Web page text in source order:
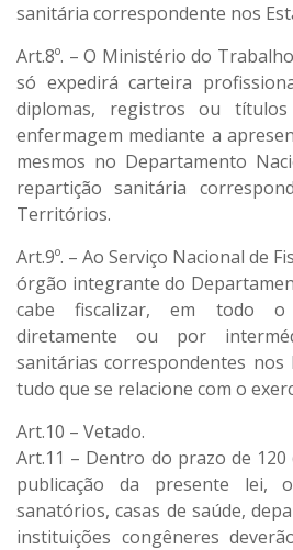
sanitária correspondente nos
Art.8º. – O Ministério do
só expedirá carteira
diplomas, registros ou
enfermagem mediante a
mesmos no Departamento
repartição sanitária
Territórios.
Art.9º. – Ao Serviço Nacional de
órgão integrante do
cabe fiscalizar, em todo o
diretamente ou por
sanitárias correspondentes
tudo que se relacione com o
Art.10 – Vetado.
Art.11 – Dentro do prazo de 120
publicação da presente lei,
sanatórios, casas de saúde,
instituições congêneres